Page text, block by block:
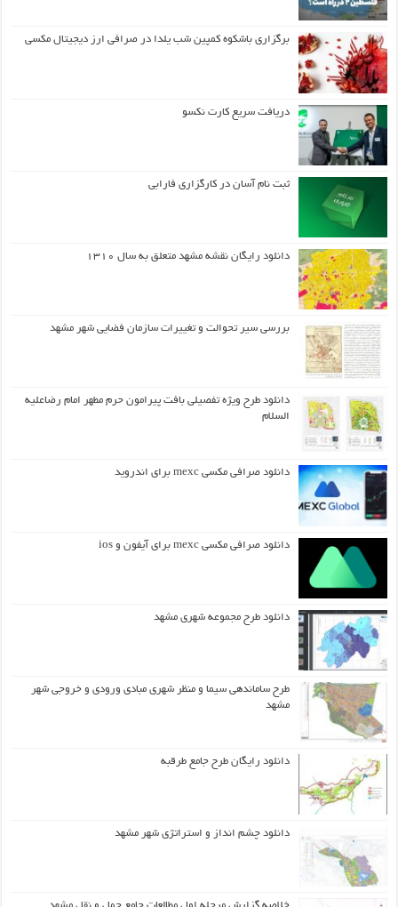
برگزاری باشکوه کمپین شب یلدا در صرافی ارز دیجیتال مکسی
دریافت سریع کارت نکسو
ثبت نام آسان در کارگزاری فارابی
دانلود رایگان نقشه مشهد متعلق به سال ۱۳۱۰
بررسی سیر تحوالت و تغییرات سازمان فضایی شهر مشهد
دانلود طرح ويژه تفصيلي بافت پيرامون حرم مطهر امام رضاعليه
السلام
دانلود صرافی مکسی mexc برای اندروید
دانلود صرافی مکسی mexc برای آیفون و ios
دانلود طرح مجموعه شهری مشهد
طرح ساماندهی سیما و منظر شهری مبادی ورودی و خروجی شهر
مشهد
دانلود رایگان طرح جامع طرقبه
دانلود چشم انداز و استراتژی شهر مشهد